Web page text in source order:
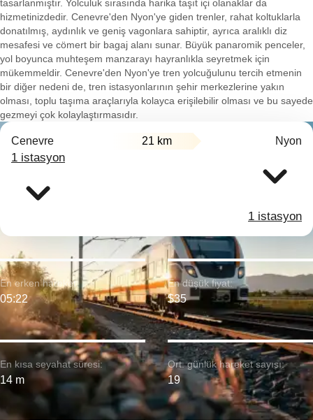
tasarlanmıştır. Yolculuk sırasında harika taşıt içi olanaklar da
hizmetinizdedir. Cenevre'den Nyon'ye giden trenler, rahat koltuklarla
donatılmış, aydınlık ve geniş vagonlara sahiptir, ayrıca aralıklı diz
mesafesi ve cömert bir bagaj alanı sunar. Büyük panaromik penceler,
yol boyunca muhteşem manzarayı hayranlıkla seyretmek için
mükemmeldir. Cenevre'den Nyon'ye tren yolcuğulunu tercih etmenin
bir diğer nedeni de, tren istasyonlarının şehir merkezlerine yakın
olması, toplu taşıma araçlarıyla kolayca erişilebilir olması ve bu sayede
gezmeyi çok kolaylaştırmasıdır.
Cenevre 21 km Nyon
1 istasyon
1 istasyon
En kısa seyahat süresi:
14 m
En erken hareket:
05:22
En düşük fiyat:
$35
Ort. günlük hareket sayısı:
19